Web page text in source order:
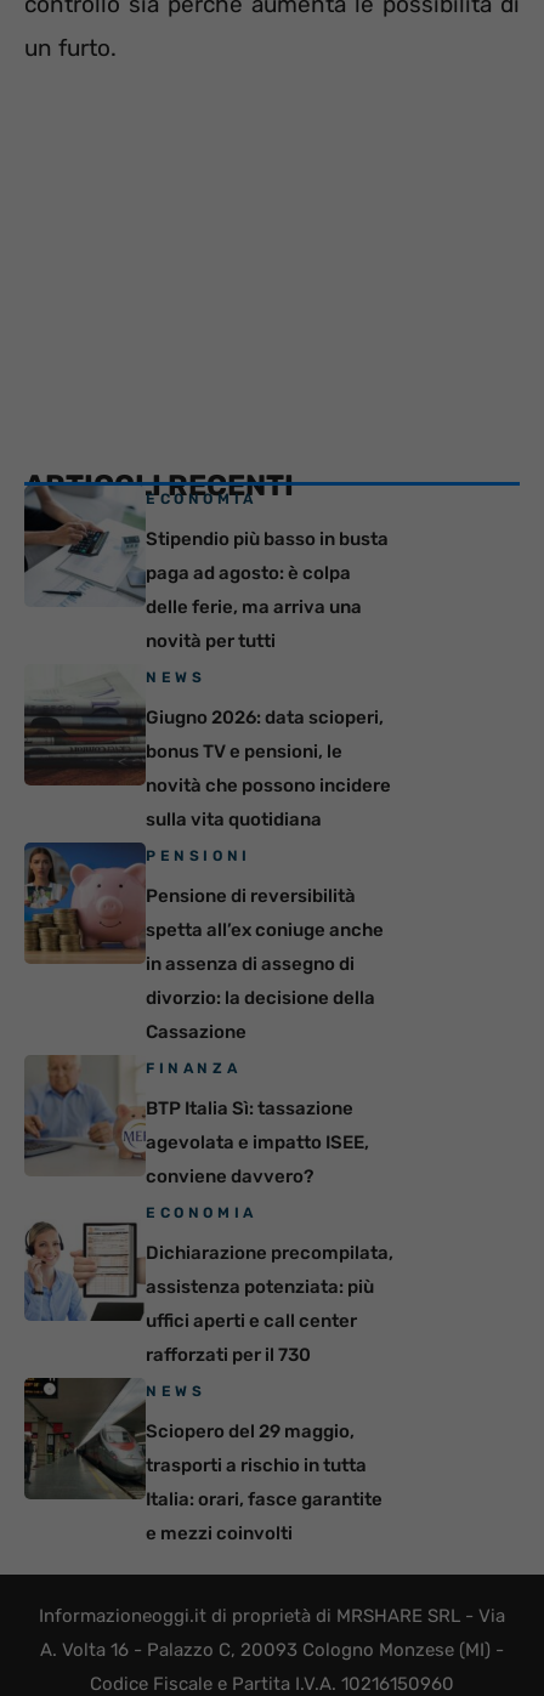
un furto.
ARTICOLI RECENTI
ECONOMIA
Stipendio più basso in busta
paga ad agosto: è colpa
delle ferie, ma arriva una
novità per tutti
NEWS
Giugno 2026: data scioperi,
bonus TV e pensioni, le
novità che possono incidere
sulla vita quotidiana
PENSIONI
Pensione di reversibilità
spetta all’ex coniuge anche
in assenza di assegno di
divorzio: la decisione della
Cassazione
FINANZA
BTP Italia Sì: tassazione
agevolata e impatto ISEE,
conviene davvero?
ECONOMIA
Dichiarazione precompilata,
assistenza potenziata: più
uffici aperti e call center
rafforzati per il 730
NEWS
Sciopero del 29 maggio,
trasporti a rischio in tutta
Italia: orari, fasce garantite
e mezzi coinvolti
Informazioneoggi.it di proprietà di MRSHARE SRL - Via
A. Volta 16 - Palazzo C, 20093 Cologno Monzese (MI) -
Codice Fiscale e Partita I.V.A. 10216150960